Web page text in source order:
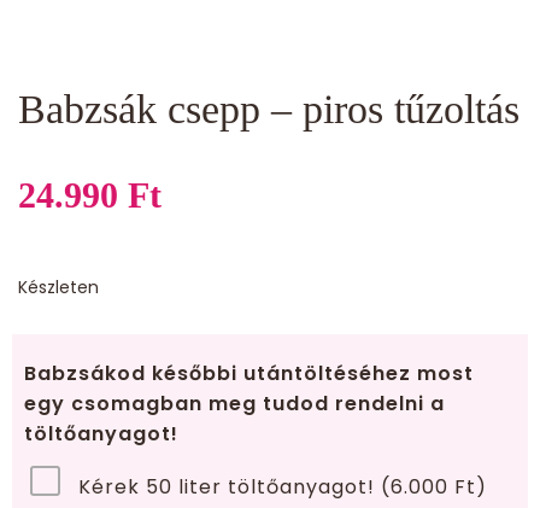
Babzsák csepp – piros tűzoltás
24.990 Ft
Készleten
Babzsákod későbbi utántöltéséhez most
egy csomagban meg tudod rendelni a
töltőanyagot!
Kérek 50 liter töltőanyagot! (6.000 Ft)